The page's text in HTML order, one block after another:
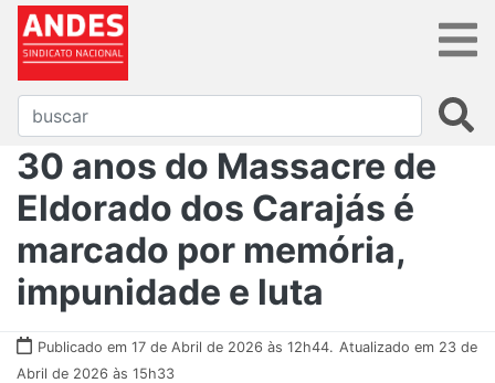
30 anos do Massacre de
Eldorado dos Carajás é
marcado por memória,
impunidade e luta
Publicado em 17 de Abril de 2026 às 12h44. Atualizado em 23 de
Abril de 2026 às 15h33